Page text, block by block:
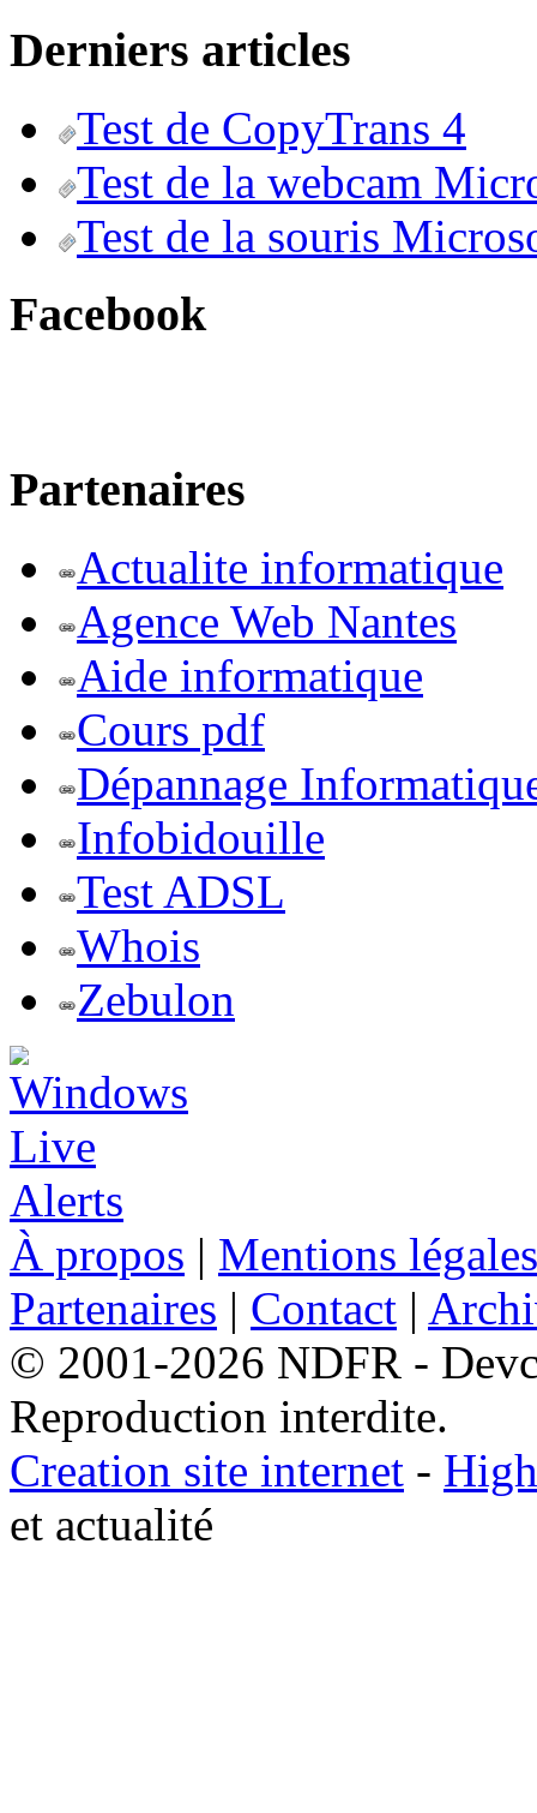
Derniers articles
Test de CopyTrans 4
Test de la webcam
Test de la souris
Facebook
Partenaires
Actualite informatique
Agence Web Nantes
Aide informatique
Cours pdf
Dépannage
Infobidouille
Test ADSL
Whois
Zebulon
À propos | Mentions légales
Partenaires | Contact |
© 2001-2026 NDFR -
Reproduction interdite.
Creation site internet -
et actualité